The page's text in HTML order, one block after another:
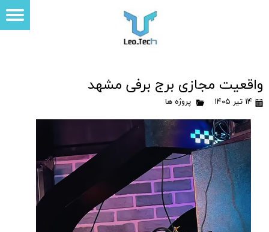
واقعیت مجازی برج برفی مشهد
۱۴ تیر ۱۴۰۵ پروژه ها